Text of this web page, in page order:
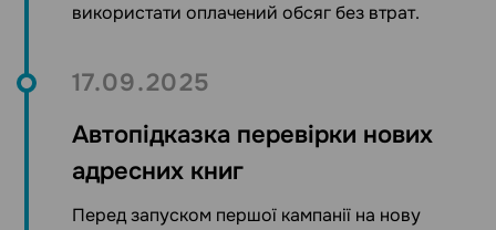
використати оплачений обсяг без втрат.
17.09.2025
Автопідказка перевірки нових
адресних книг
Перед запуском першої кампанії на нову